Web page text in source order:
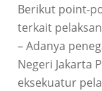
Berikut point-
terkait
– Adanya
Negeri Jakarta
eksekuatur